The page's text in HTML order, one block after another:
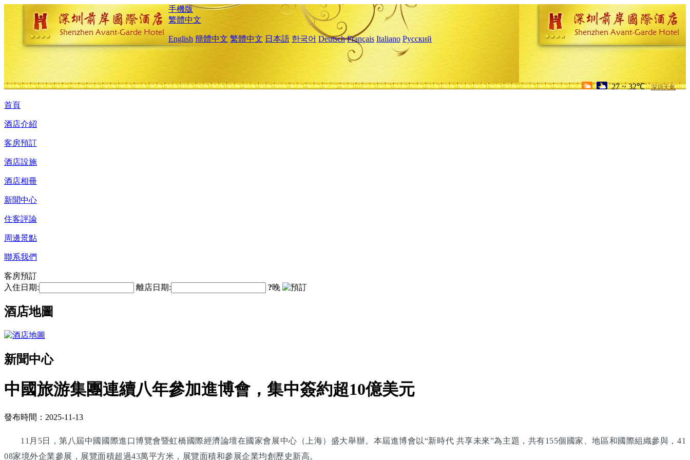
手機版
繁體中文
English 簡體中文 繁體中文 日本語 한국어 Deutsch Français Italiano Русский
27 ~ 32℃ 深圳天氣
首頁
酒店介紹
客房預訂
酒店設施
酒店相冊
新聞中心
住客評論
周邊景點
聯系我們
客房預訂
入住日期:
離店日期: ?晚
酒店地圖
新聞中心
中國旅游集團連續八年參加進博會，集中簽約超10億美元
發布時間：2025-11-13
11月5日，第八屆中國國際進口博覽會暨虹橋國際經濟論壇在國家會展中心（上海）盛大舉辦。本屆進博會以“新時代 共享未來”為主題，共有155個國家、地區和國際組織參與，41
08家境外企業參展，展覽面積超過43萬平方米，展覽面積和參展企業均創歷史新高。